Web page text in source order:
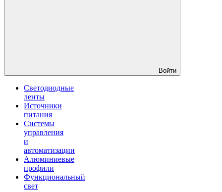
Войти
Светодиодные
ленты
Источники
питания
Системы
управления
и
автоматизации
Алюминиевые
профили
Функциональный
свет